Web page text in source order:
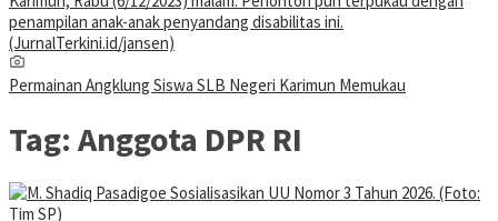
Permainan Angklung Siswa SLB Negeri Karimun Memukau
Tag: Anggota DPR RI